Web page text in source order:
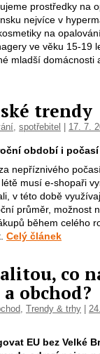
prostředky na
nejvíce v
na
ve věku 15-19
mladší domácnosti
trendy
, spotřebitel 17. 7.
období i počasí
nepříznivého
musí e-shopaři
v této době
průměr, možnost
během celého
Celý článek
co
obchod?
, Trendy & trhy
EU bez Velké